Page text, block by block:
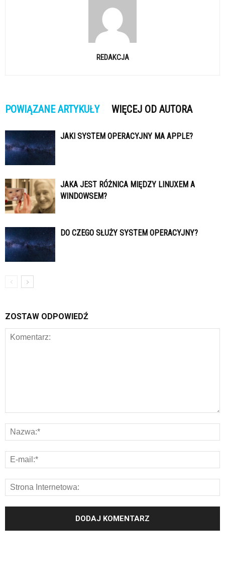
REDAKCJA
POWIĄZANE ARTYKUŁY WIĘCEJ OD AUTORA
JAKI SYSTEM OPERACYJNY MA APPLE?
JAKA JEST RÓŻNICA MIĘDZY LINUXEM A
WINDOWSEM?
DO CZEGO SŁUŻY SYSTEM OPERACYJNY?
ZOSTAW ODPOWIEDŹ